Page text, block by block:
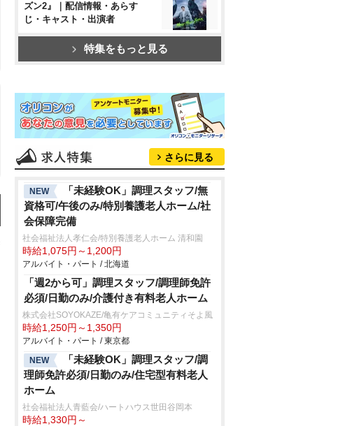
ズン2』｜配信情報・あらす
じ・キャスト・出演者
特集をもっと見る
さらに見る
NEW
「未経験OK」調理スタッフ/無
資格可/午後のみ/特別養護老人ホーム/社
会保障完備
社会福祉法人孝仁会/特別養護老人ホーム 清和園
時給1,075円～1,200円
アルバイト・パート / 北海道
「週2から可」調理スタッフ/調理師免許
必須/日勤のみ/介護付き有料老人ホーム
株式会社SOYOKAZE/亀有ケアコミュニティそよ風
時給1,250円～1,350円
アルバイト・パート / 東京都
NEW
「未経験OK」調理スタッフ/調
理師免許必須/日勤のみ/住宅型有料老人
ホーム
社会福祉法人青藍会/ハートハウス世田谷岡本
時給1,330円～